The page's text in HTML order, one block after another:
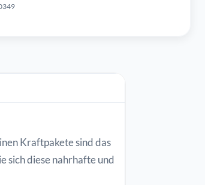
Kraftpakete sind das
sich diese nahrhafte und